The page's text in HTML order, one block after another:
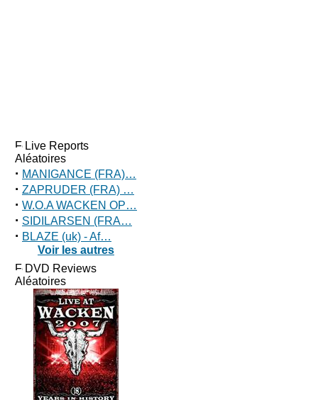
Live Reports
Aléatoires
· MANIGANCE (FRA)…
· ZAPRUDER (FRA) …
· W.O.A WACKEN OP…
· SIDILARSEN (FRA…
· BLAZE (uk) - Af…
Voir les autres
DVD Reviews
Aléatoires